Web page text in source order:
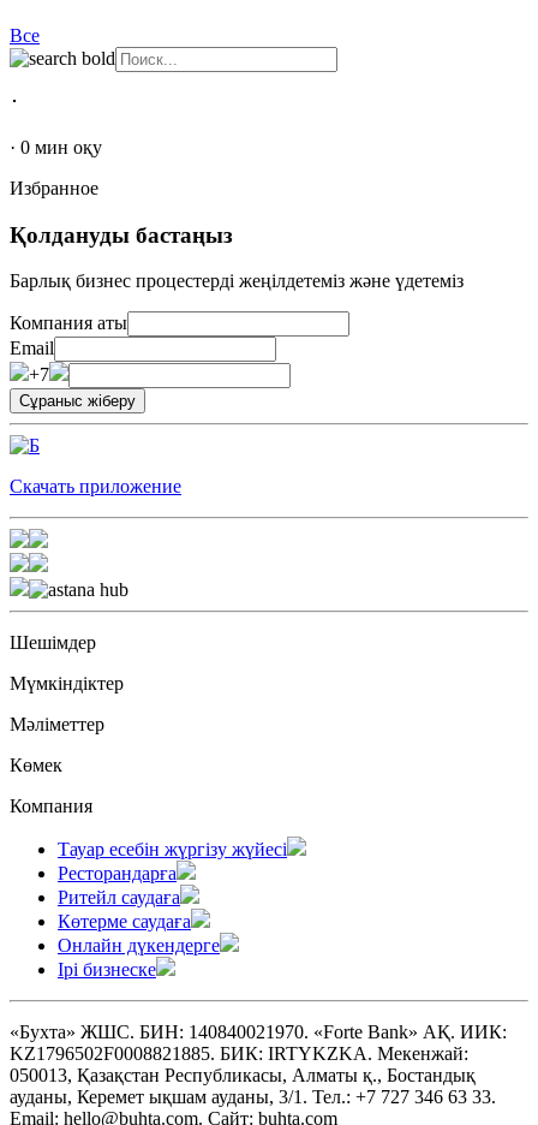
Все
･
· 0 мин оқу
Избранное
Қолдануды бастаңыз
Барлық бизнес процестерді жеңілдетеміз және үдетеміз
Компания аты
Email
+7
Скачать приложение
Шешімдер
Мүмкіндіктер
Мәліметтер
Көмек
Компания
Тауар есебін жүргізу жүйесі
Ресторандарға
Ритейл саудаға
Көтерме саудаға
Онлайн дүкендерге
Ірі бизнеске
«Бухта» ЖШС. БИН: 140840021970. «Forte Bank» АҚ. ИИК:
KZ1796502F0008821885. БИК: IRTYKZKA. Мекенжай:
050013, Қазақстан Республикасы, Алматы қ., Бостандық
ауданы, Керемет ықшам ауданы, 3/1. Тел.: +7 727 346 63 33.
Email: hello@buhta.com. Сайт: buhta.com